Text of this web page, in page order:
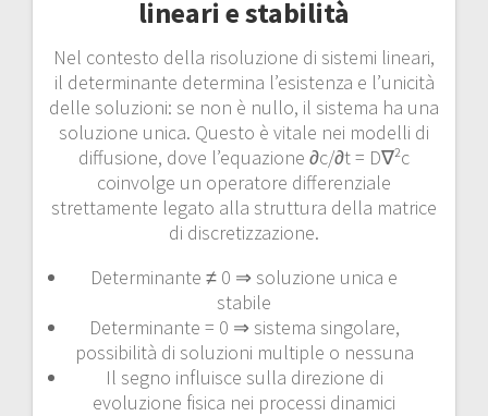
lineari e stabilità
Nel contesto della risoluzione di sistemi lineari,
il determinante determina l’esistenza e l’unicità
delle soluzioni: se non è nullo, il sistema ha una
soluzione unica. Questo è vitale nei modelli di
diffusione, dove l’equazione ∂c/∂t = D∇²c
coinvolge un operatore differenziale
strettamente legato alla struttura della matrice
di discretizzazione.
Determinante ≠ 0 ⇒ soluzione unica e
stabile
Determinante = 0 ⇒ sistema singolare,
possibilità di soluzioni multiple o nessuna
Il segno influisce sulla direzione di
evoluzione fisica nei processi dinamici